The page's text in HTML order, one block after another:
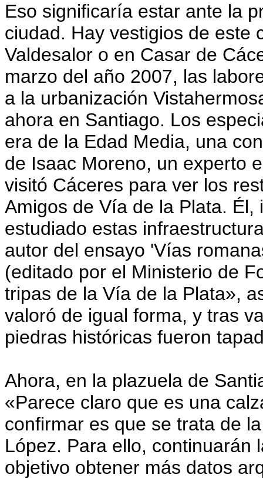
Eso significaría estar ante la
ciudad. Hay vestigios de este
Valdesalor o en Casar de
marzo del año 2007, las
a la urbanización
ahora en Santiago. Los
era de la Edad Media, una
de Isaac Moreno, un experto
visitó Cáceres para ver los
Amigos de Vía de la Plata.
estudiado estas
autor del ensayo 'Vías
(editado por el Ministerio de
tripas de la Vía de la Plata»,
valoró de igual forma, y tras
piedras históricas fueron
Ahora, en la plazuela de
«Parece claro que es una
confirmar es que se trata de
López. Para ello, continuarán
objetivo obtener más datos